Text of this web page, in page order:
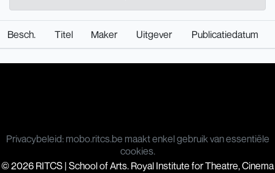
Besch. Titel Maker Uitgever Publicatiedatum
Privacybeleid: mobo.ritcs.be maakt enkel gebruik van essentiële
cookies.
© 2026 RITCS | School of Arts. Royal Institute for Theatre, Cinema